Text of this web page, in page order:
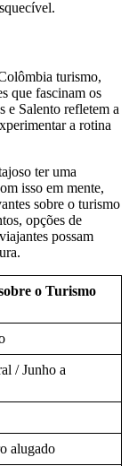
turismo,
que fascinam os
e Salento refletem a
a rotina
ter uma
isso em mente,
sobre o turismo
opções de
possam
o Turismo
/ Junho a
alugado